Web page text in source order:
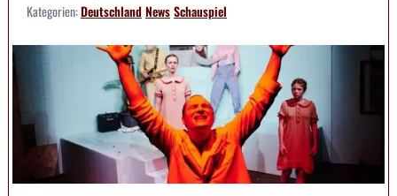
Kategorien:DeutschlandNewsSchauspiel